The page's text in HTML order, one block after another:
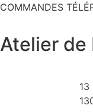
COMMANDES
Atelier de